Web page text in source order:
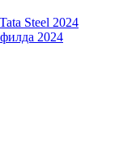
Steel 2024
2024